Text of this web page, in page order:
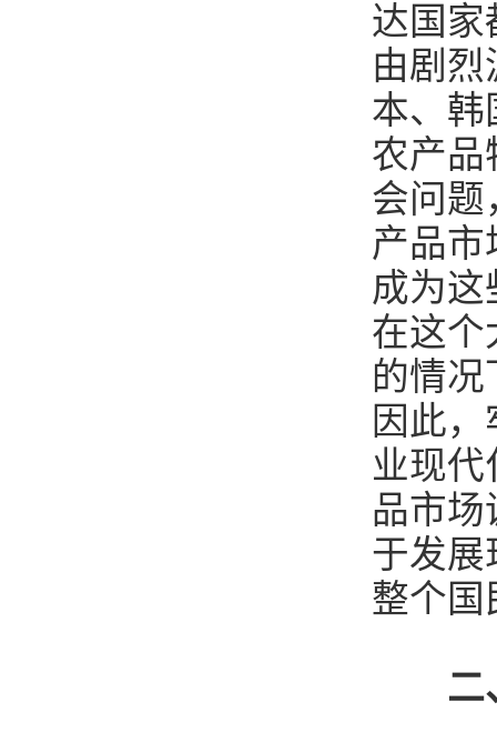
达国家
由剧
本、韩
农产品
会问题
产品市
成为这
在这个
的情况
因此
业现代
品市场
于发展
整个国
二